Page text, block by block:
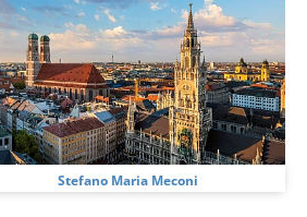
Stefano Maria Meconi